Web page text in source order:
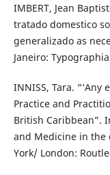
IMBERT, Jean
tratado domestico
generalizado as
Janeiro:
INNISS, Tara.
Practice and
British Caribbean”.
and Medicine in the
York/ London: